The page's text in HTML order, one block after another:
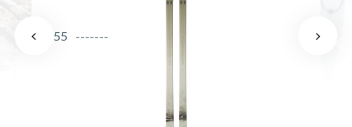
55